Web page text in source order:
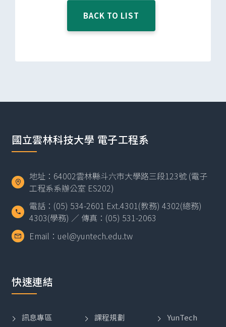
BACK TO LIST
國立雲林科技大學 電子工程系
地址：64002雲林縣斗六市大學路三段123號 (電子
工程系系辦公室 ES202)
電話：(05) 534-2601 Ext.4301(教務) 4302(總務)
4303(學務) ／ 傳真：(05) 531-2063
Email：uel@yuntech.edu.tw
快速連結
訊息專區 課程規劃 YunTech